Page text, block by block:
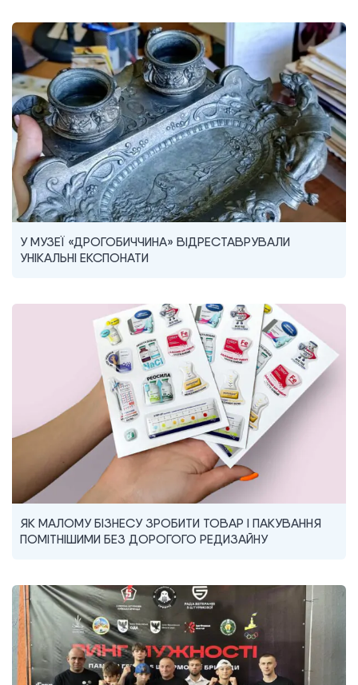
У МУЗЕЇ «ДРОГОБИЧЧИНА» ВІДРЕСТАВРУВАЛИ
УНІКАЛЬНІ ЕКСПОНАТИ
ЯК МАЛОМУ БІЗНЕСУ ЗРОБИТИ ТОВАР І ПАКУВАННЯ
ПОМІТНІШИМИ БЕЗ ДОРОГОГО РЕДИЗАЙНУ